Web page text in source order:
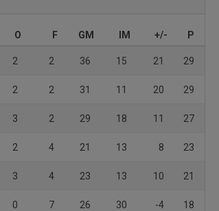
O F GM IM +/- P
2 2 36 15 21 29
2 2 31 11 20 29
3 2 29 18 11 27
2 4 21 13 8 23
3 4 23 13 10 21
0 7 26 30 -4 18